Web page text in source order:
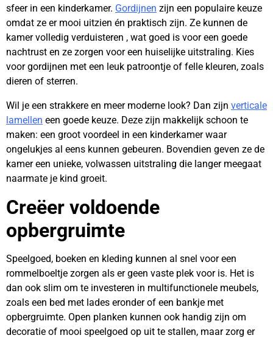
sfeer in een kinderkamer. Gordijnen zijn een populaire keuze
omdat ze er mooi uitzien én praktisch zijn. Ze kunnen de
kamer volledig verduisteren , wat goed is voor een goede
nachtrust en ze zorgen voor een huiselijke uitstraling. Kies
voor gordijnen met een leuk patroontje of felle kleuren, zoals
dieren of sterren.
Wil je een strakkere en meer moderne look? Dan zijn verticale
lamellen een goede keuze. Deze zijn makkelijk schoon te
maken: een groot voordeel in een kinderkamer waar
ongelukjes al eens kunnen gebeuren. Bovendien geven ze de
kamer een unieke, volwassen uitstraling die langer meegaat
naarmate je kind groeit.
Creëer voldoende
opbergruimte
Speelgoed, boeken en kleding kunnen al snel voor een
rommelboeltje zorgen als er geen vaste plek voor is. Het is
dan ook slim om te investeren in multifunctionele meubels,
zoals een bed met lades eronder of een bankje met
opbergruimte. Open planken kunnen ook handig zijn om
decoratie of mooi speelgoed op uit te stallen, maar zorg er